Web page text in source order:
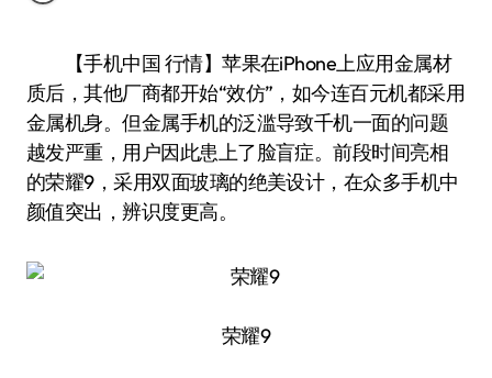
【手机中国 行情】苹果在iPhone上应用金属材
质后，其他厂商都开始“效仿”，如今连百元机都采用
金属机身。但金属手机的泛滥导致千机一面的问题
越发严重，用户因此患上了脸盲症。前段时间亮相
的荣耀9，采用双面玻璃的绝美设计，在众多手机中
颜值突出，辨识度更高。
荣耀9